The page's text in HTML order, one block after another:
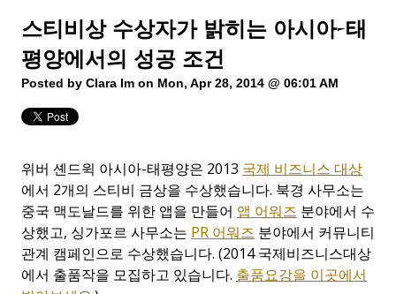
스티비상 수상자가 밝히는 아시아-태
평양에서의 성공 조건
Posted by Clara Im on Mon, Apr 28, 2014 @ 06:01 AM
위버 셴드윅 아시아-태평양은 2013 국제 비즈니스 대상
에서 2개의 스티비 금상을 수상했습니다. 북경 사무소는
중국 맥도날드를 위한 앱을 만들어 앱 어워즈 분야에서 수
상했고, 싱가포르 사무소는 PR 어워즈 분야에서 커뮤니티
관계 캠페인으로 수상했습니다. (2014 국제비즈니스대상
에서 출품작을 모집하고 있습니다. 출품요강을 이곳에서